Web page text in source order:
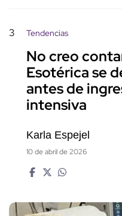
3 Tendencias
No creo
Esotérica se
antes de
intensiva
Karla Espejel
10 de abril de 2026